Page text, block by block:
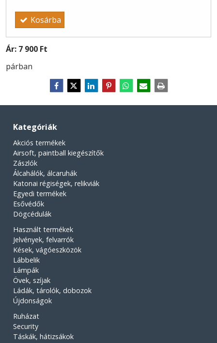
Kosárba
Ár: 7 900 Ft
párban
Kategóriák
Akciós termékek
Airsoft, paintball kiegészítők
Zászlók
Álcahálók, álcaruhák
Katonai régiségek, relikviák
Egyedi termékek
Esővédők
Dögcédulák
Használt termékek
Jelvények, felvarrók
Kések, vágóeszközök
Lábbelik
Lámpák
Övek, szíjak
Ládák, tárolók, dobozok
Újdonságok
Ruházat
Security
Táskák, hátizsákok